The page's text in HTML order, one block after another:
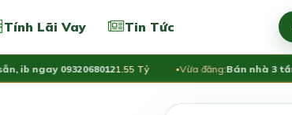
Tính Lãi Vay Tin Tức
ngay 09320680121.55 Tỷ Vừa đăng:Bán nhà 3 tầng